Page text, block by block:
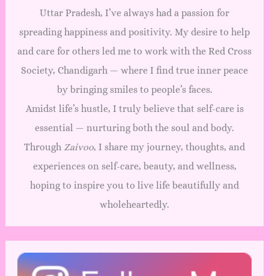
Uttar Pradesh, I’ve always had a passion for
spreading happiness and positivity. My desire to help
and care for others led me to work with the Red Cross
Society, Chandigarh — where I find true inner peace
by bringing smiles to people’s faces.
Amidst life’s hustle, I truly believe that self-care is
essential — nurturing both the soul and body.
Through Zaivoo, I share my journey, thoughts, and
experiences on self-care, beauty, and wellness,
hoping to inspire you to live life beautifully and
wholeheartedly.